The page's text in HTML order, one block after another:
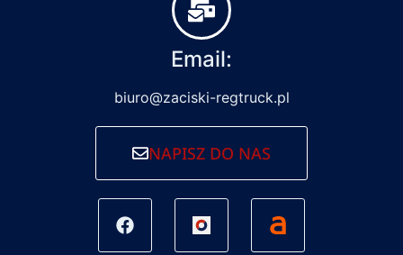
Email:
biuro@zaciski-regtruck.pl
NAPISZ DO NAS